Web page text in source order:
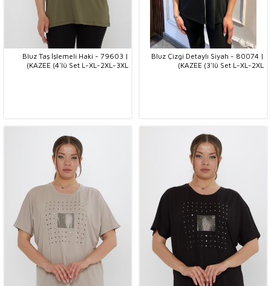
Bluz Çizgi Detaylı Siyah - 80074 |
KAZEE (3'lü Set L-XL-2XL)
Bluz Taş İşlemeli Haki - 79603 |
KAZEE (4'lü Set L-XL-2XL-3XL)